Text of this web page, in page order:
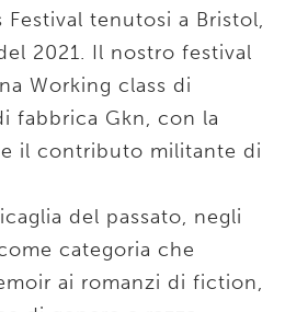
tenutosi a Bristol,
2021. Il nostro festival
Working class di
fabbrica Gkn, con la
il contributo militante di
del passato, negli
categoria che
ai romanzi di fiction,